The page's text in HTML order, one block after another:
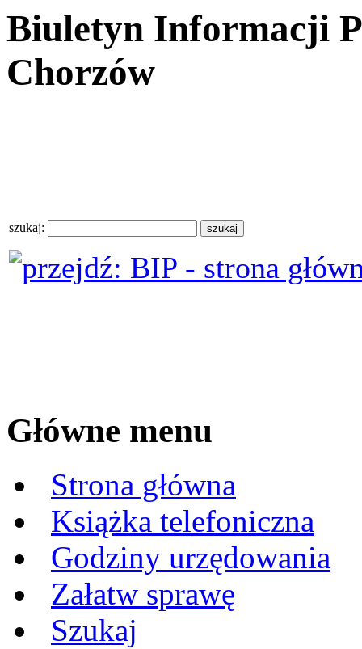
Biuletyn Informacji
Chorzów
szukaj:
Główne menu
Strona główna
Książka telefoniczna
Godziny urzędowania
Załatw sprawę
Szukaj